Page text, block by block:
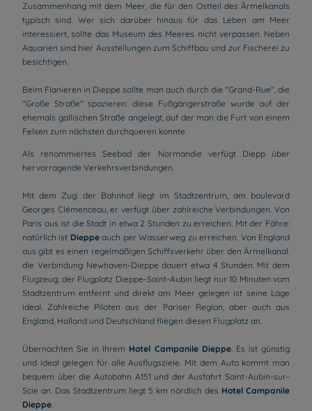
Zusammenhang mit dem Meer, die für den Ostteil des Ärmelkanals
typisch sind. Wer sich darüber hinaus für das Leben am Meer
interessiert, sollte das Museum des Meeres nicht verpassen. Neben
Aquarien sind hier Ausstellungen zum Schiffbau und zur Fischerei zu
besichtigen.
Beim Flanieren in Dieppe sollte man auch durch die "Grand-Rue", die
"Große Straße" spazieren: diese Fußgängerstraße wurde auf der
ehemals gallischen Straße angelegt, auf der man die Furt von einem
Felsen zum nächsten durchqueren konnte.
Als renommiertes Seebad der Normandie verfügt Diepp über
hervorragende Verkehrsverbindungen.
Mit dem Zug: der Bahnhof liegt im Stadtzentrum, am boulevard
Georges Clémenceau, er verfügt über zahlreiche Verbindungen. Von
Paris aus ist die Stadt in etwa 2 Stunden zu erreichen. Mit der Fähre:
natürlich ist Dieppeauch per Wasserweg zu erreichen. Von England
aus gibt es einen regelmäßigen Schiffsverkehr über den Ärmelkanal.
die Verbindung Newhaven-Dieppe dauert etwa 4 Stunden. Mit dem
Flugzeug: der Flugplatz Dieppe-Saint-Aubin liegt nur 10 Minuten vom
Stadtzentrum entfernt und direkt am Meer gelegen ist seine Lage
ideal. Zahlreiche Piloten aus der Pariser Region, aber auch aus
England, Holland und Deutschland fliegen diesen Flugplatz an.
Übernachten Sie in Ihrem Hotel Campanile Dieppe. Es ist günstig
und ideal gelegen für alle Ausflugsziele. Mit dem Auto kommt man
bequem über die Autobahn A151 und der Ausfahrt Saint-Aubin-sur-
Scie an. Das Stadtzentrum liegt 5 km nördlich des Hotel Campanile
Dieppe.